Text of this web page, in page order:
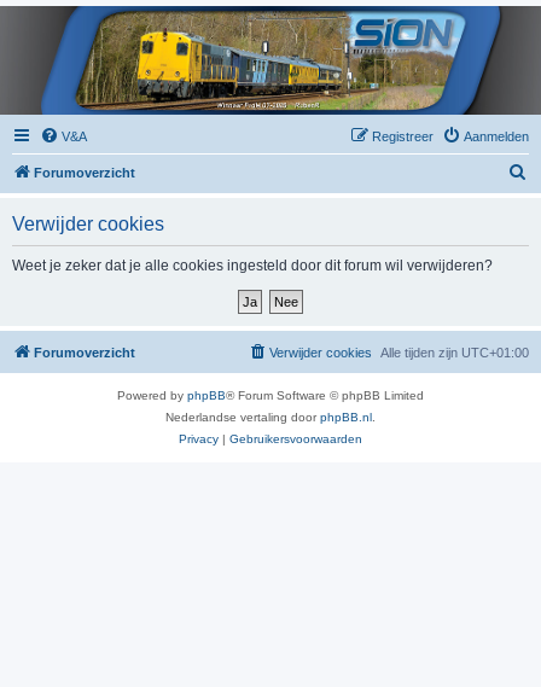
V&A Aanmelden
Registreer
Forumoverzicht
Verwijder cookies
Weet je zeker dat je alle cookies ingesteld door dit forum wil verwijderen?
Forumoverzicht Alle tijden zijn UTC+01:00
Verwijder cookies
Powered by phpBB® Forum Software © phpBB Limited
Nederlandse vertaling doorphpBB.nl
Privacy | Gebruikersvoorwaarden